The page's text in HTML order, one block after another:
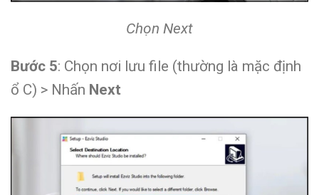
Chọn Next
Bước 5: Chọn nơi lưu file (thường là mặc định
ổ C) > Nhấn Next